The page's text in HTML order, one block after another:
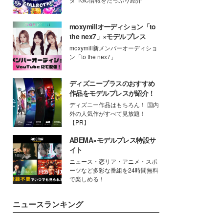
moxymillオーディション「to
the nex7」×モデルプレス
moxymill新メンバーオーディショ
ン「to the nex7」
ディズニープラスのおすすめ
作品をモデルプレスが紹介！
ディズニー作品はもちろん！ 国内
外の人気作がすべて見放題！
【PR】
ABEMA×モデルプレス特設サ
イト
ニュース・恋リア・アニメ・スポ
ーツなど多彩な番組を24時間無料
で楽しめる！
ニュースランキング